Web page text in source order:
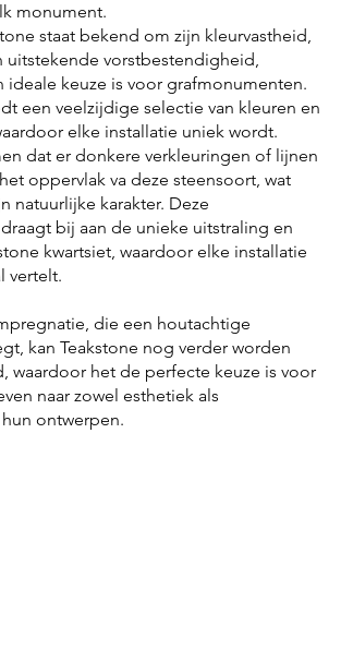
monument.
staat bekend om zijn kleurvastheid,
uitstekende vorstbestendigheid,
ideale keuze is voor grafmonumenten.
een veelzijdige selectie van kleuren en
elke installatie uniek wordt.
dat er donkere verkleuringen of lijnen
oppervlak va deze steensoort, wat
natuurlijke karakter. Deze
bij aan de unieke uitstraling en
kwartsiet, waardoor elke installatie
vertelt.
die een houtachtige
kan Teakstone nog verder worden
waardoor het de perfecte keuze is voor
naar zowel esthetiek als
ontwerpen.